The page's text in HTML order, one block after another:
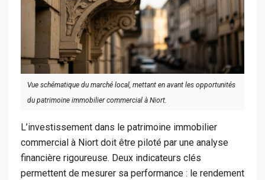
Vue schématique du marché local, mettant en avant les opportunités
du patrimoine immobilier commercial à Niort.
L’investissement dans le patrimoine immobilier
commercial à Niort doit être piloté par une analyse
financière rigoureuse. Deux indicateurs clés
permettent de mesurer sa performance : le rendement